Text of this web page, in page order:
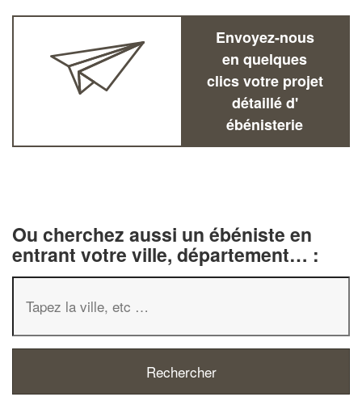
Envoyez-nous
en quelques
clics votre projet
détaillé d'
ébénisterie
Ou cherchez aussi un ébéniste en
entrant votre ville, département… :